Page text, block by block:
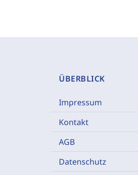
ÜBERBLICK
Impressum
Kontakt
AGB
Datenschutz